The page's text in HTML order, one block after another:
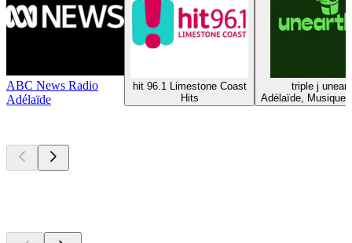
ABC News Radio
Adélaïde
hit 96.1 Limestone Coast
Hits
triple j
Adélaïde, Musique